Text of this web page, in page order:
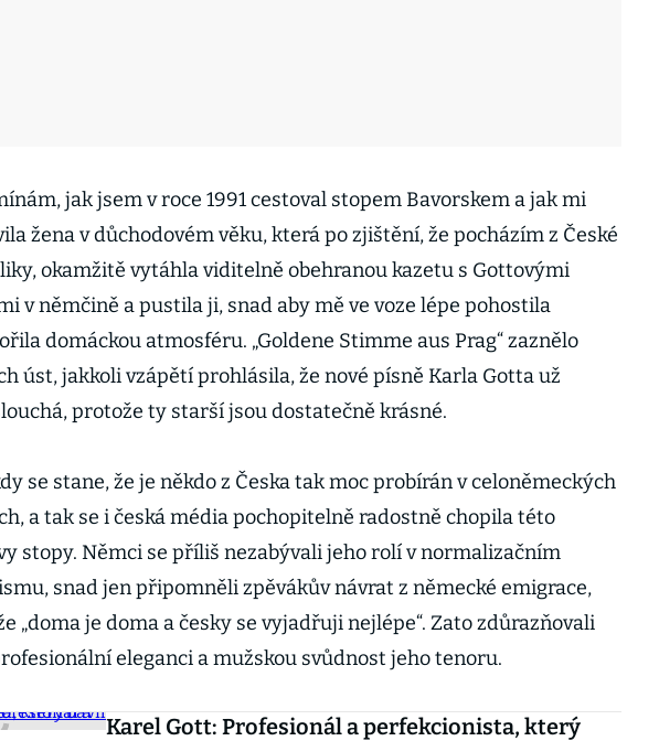
jak jsem v roce 1991 cestoval stopem Bavorskem a jak mi
žena v důchodovém věku, která po zjištění, že pocházím z České
okamžitě vytáhla viditelně obehranou kazetu s Gottovými
v němčině a pustila ji, snad aby mě ve voze lépe pohostila
domáckou atmosféru. „Goldene Stimme aus Prag“ zaznělo
úst, jakkoli vzápětí prohlásila, že nové písně Karla Gotta už
protože ty starší jsou dostatečně krásné.
se stane, že je někdo z Česka tak moc probírán v celoněmeckých
a tak se i česká média pochopitelně radostně chopila této
stopy. Němci se příliš nezabývali jeho rolí v normalizačním
snad jen připomněli zpěvákův návrat z německé emigrace,
„doma je doma a česky se vyjadřuji nejlépe“. Zato zdůrazňovali
eleganci a mužskou svůdnost jeho tenoru.
Karel Gott: Profesionál a perfekcionista, který